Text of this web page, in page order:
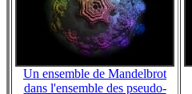
Un ensemble de Mandelbrot
dans l'ensemble des pseudo-